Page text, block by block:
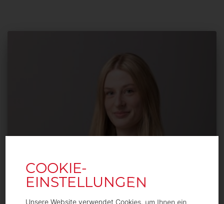
Unsere Website verwendet Cookies, um Ihnen ein